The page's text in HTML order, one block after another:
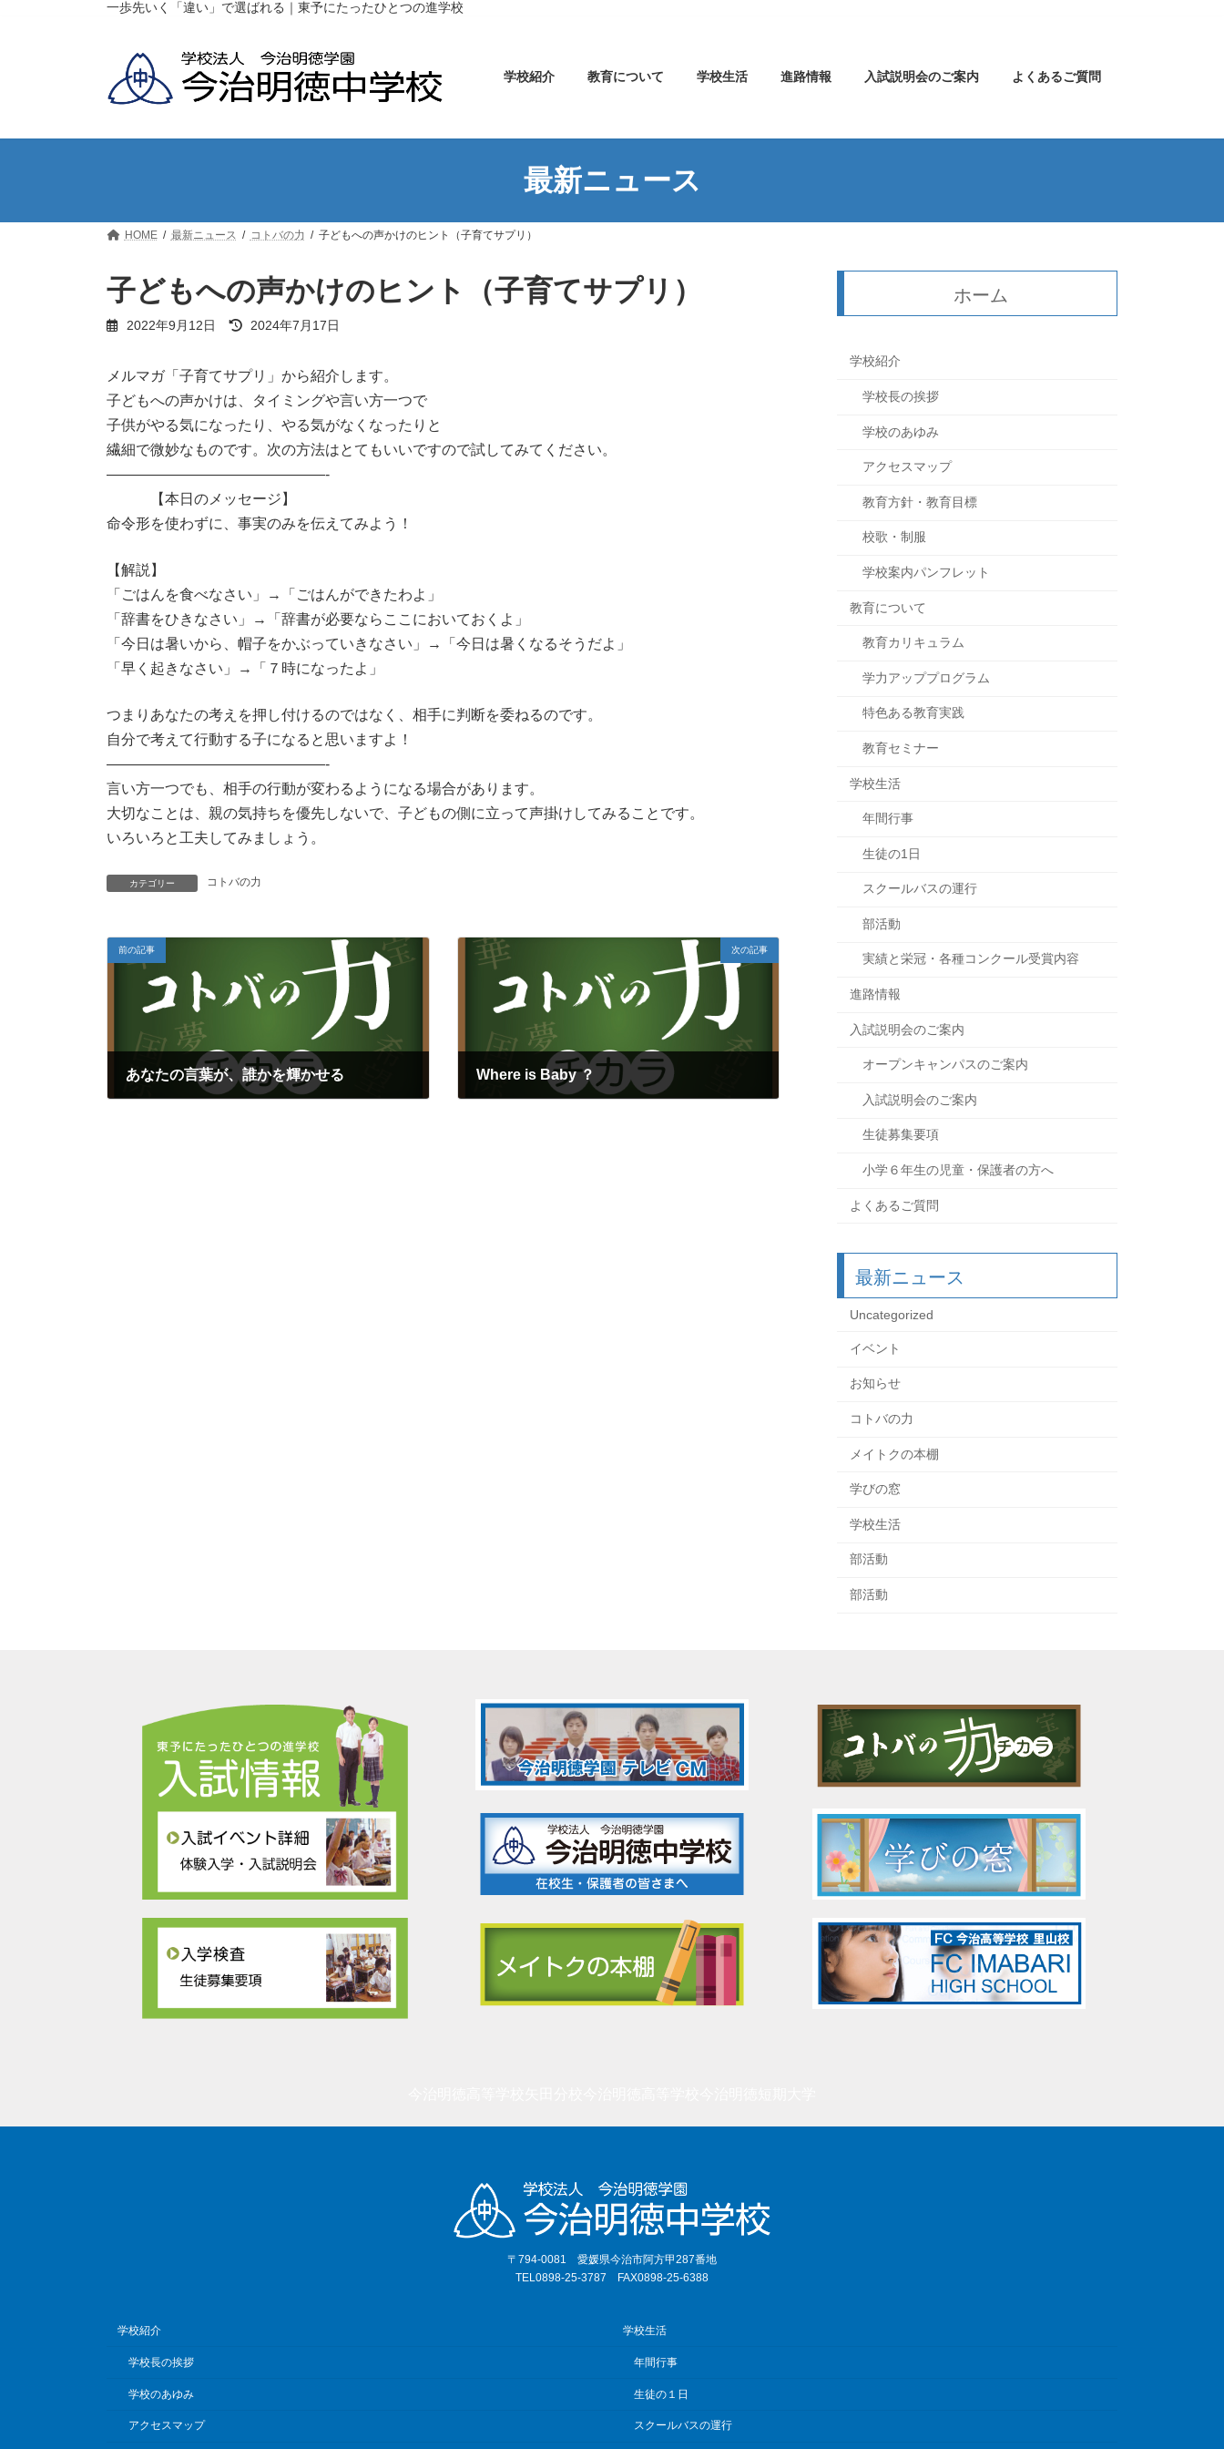
キ
に
一歩先いく「違い」で選ばれる｜東予にたったひとつの進学校
学校紹介 教育について 学校生活 進路情報 入試説明会のご案内 よくあるご質問
最新ニュース
HOME 最新ニュース コトバの力 子どもへの声かけのヒント（子育てサプリ）
子どもへの声かけのヒント（子育てサプリ）
2022年9月12日
最
新
時
:
2024年7月17日
メルマガ「子育てサプリ」から紹介します。
子どもへの声かけは、タイミングや言い方一つで
子供がやる気になったり、やる気がなくなったりと
繊細で微妙なものです。次の方法はとてもいいですので試してみてください。
———————————————-
【本日のメッセージ】
命令形を使わずに、事実のみを伝えてみよう！
【解説】
「ごはんを食べなさい」→「ごはんができたわよ」
「辞書をひきなさい」→「辞書が必要ならここにおいておくよ」
「今日は暑いから、帽子をかぶっていきなさい」→「今日は暑くなるそうだよ」
「早く起きなさい」→「７時になったよ」
つまりあなたの考えを押し付けるのではなく、相手に判断を委ねるのです。
自分で考えて行動する子になると思いますよ！
———————————————-
言い方一つでも、相手の行動が変わるようになる場合があります。
大切なことは、親の気持ちを優先しないで、子どもの側に立って声掛けしてみることです。
いろいろと工夫してみましょう。
カテゴリー コトバの力
前の記事
あなたの言葉が、誰かを輝かせる
次の記事
Where is Baby ？
ホーム
学校紹介
学校長の挨拶
学校のあゆみ
アクセスマップ
教育方針・教育目標
校歌・制服
学校案内パンフレット
教育について
教育カリキュラム
学力アッププログラム
特色ある教育実践
教育セミナー
学校生活
年間行事
生徒の1日
スクールバスの運行
部活動
実績と栄冠・各種コンクール受賞内容
進路情報
入試説明会のご案内
オープンキャンパスのご案内
入試説明会のご案内
生徒募集要項
小学６年生の児童・保護者の方へ
よくあるご質問
最新ニュース
Uncategorized
イベント
お知らせ
コトバの力
メイトクの本棚
学びの窓
学校生活
部活動
部活動
〒794-0081 愛媛県今治市阿方甲287番地
TEL0898-25-3787 FAX0898-25-6388
学校紹介
学校長の挨拶
学校のあゆみ
アクセスマップ
学校生活
年間行事
生徒の１日
スクールバスの運行